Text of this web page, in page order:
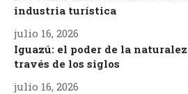
industria turística
julio 16, 2026
Iguazú: el poder de la
través de los siglos
julio 16, 2026